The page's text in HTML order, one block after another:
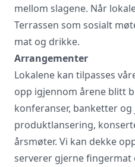
mellom slagene. Når
Terrassen som sosialt
mat og drikke.
Arrangementer
Lokalene kan tilpasses
opp igjennom årene blitt
konferanser, banketter og
produktlansering,
årsmøter. Vi kan dekke
serverer gjerne fingermat